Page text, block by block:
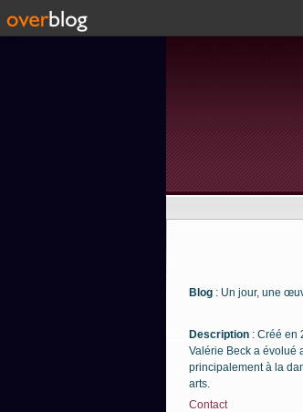
Blog : Un jour, une
Description : Créé en
Valérie Beck a évolué
principalement à la
arts.
Contact